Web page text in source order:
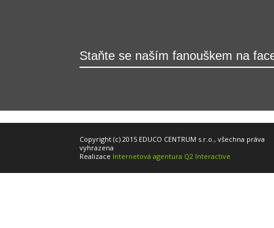
Staňte se naším fanouškem na
Copyright (c) 2015 EDUCO CENTRUM s.r.o., všechna práva
vyhrazena
Realizace Internetová agentura Q2 Interactive